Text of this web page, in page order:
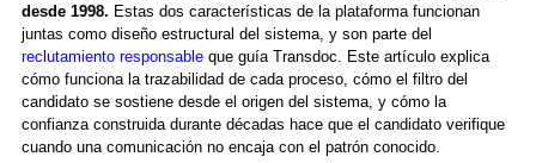
desde 1998. Estas dos características de la plataforma funcionan
juntas como diseño estructural del sistema, y son parte del
reclutamiento responsableque guía Transdoc. Este artículo explica
cómo funciona la trazabilidad de cada proceso, cómo el filtro del
candidato se sostiene desde el origen del sistema, y cómo la
confianza construida durante décadas hace que el candidato verifique
cuando una comunicación no encaja con el patrón conocido.